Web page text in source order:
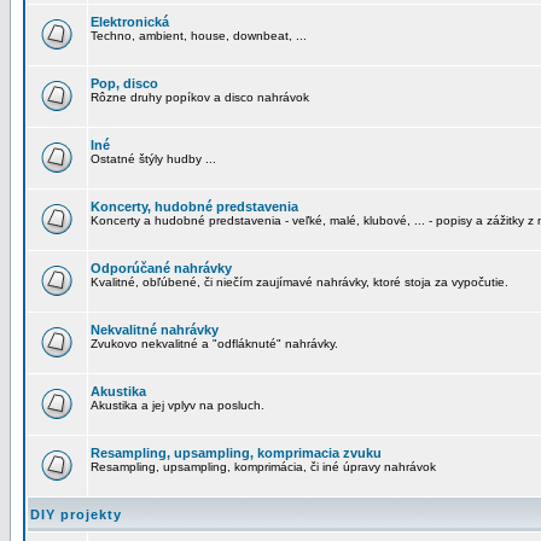
Elektronická
Techno, ambient, house, downbeat, ...
Pop, disco
Rôzne druhy popíkov a disco nahrávok
Iné
Ostatné štýly hudby ...
Koncerty, hudobné predstavenia
Koncerty a hudobné predstavenia - veľké, malé, klubové, ... - popisy a zážitky z
Odporúčané nahrávky
Kvalitné, obľúbené, či niečím zaujímavé nahrávky, ktoré stoja za vypočutie.
Nekvalitné nahrávky
Zvukovo nekvalitné a "odfláknuté" nahrávky.
Akustika
Akustika a jej vplyv na posluch.
Resampling, upsampling, komprimacia zvuku
Resampling, upsampling, komprimácia, či iné úpravy nahrávok
DIY projekty